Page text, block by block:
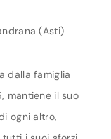
(Asti)
dalla famiglia
mantiene il suo
ogni altro,